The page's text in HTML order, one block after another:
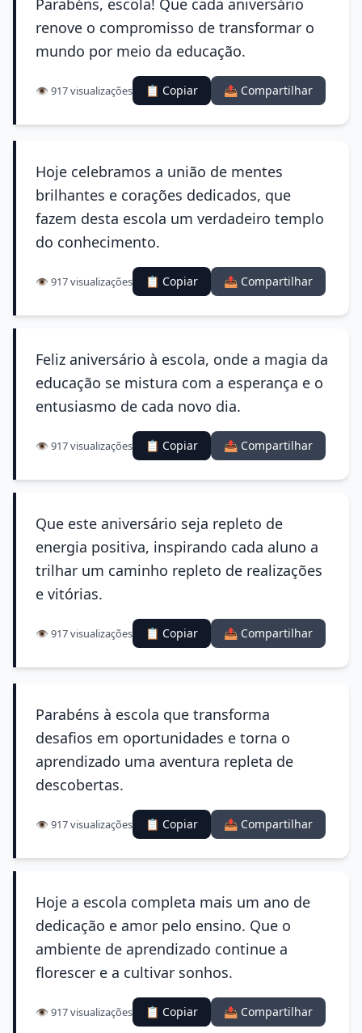
Parabéns, escola! Que cada aniversário
renove o compromisso de transformar o
mundo por meio da educação.
👁️ 917 visualizações 📋 Copiar 📤 Compartilhar
Hoje celebramos a união de mentes
brilhantes e corações dedicados, que
fazem desta escola um verdadeiro templo
do conhecimento.
👁️ 917 visualizações 📋 Copiar 📤 Compartilhar
Feliz aniversário à escola, onde a magia da
educação se mistura com a esperança e o
entusiasmo de cada novo dia.
👁️ 917 visualizações 📋 Copiar 📤 Compartilhar
Que este aniversário seja repleto de
energia positiva, inspirando cada aluno a
trilhar um caminho repleto de realizações
e vitórias.
👁️ 917 visualizações 📋 Copiar 📤 Compartilhar
Parabéns à escola que transforma
desafios em oportunidades e torna o
aprendizado uma aventura repleta de
descobertas.
👁️ 917 visualizações 📋 Copiar 📤 Compartilhar
Hoje a escola completa mais um ano de
dedicação e amor pelo ensino. Que o
ambiente de aprendizado continue a
florescer e a cultivar sonhos.
👁️ 917 visualizações 📋 Copiar 📤 Compartilhar